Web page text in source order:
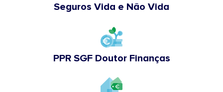
Seguros Vida e Não Vida
PPR SGF Doutor Finanças